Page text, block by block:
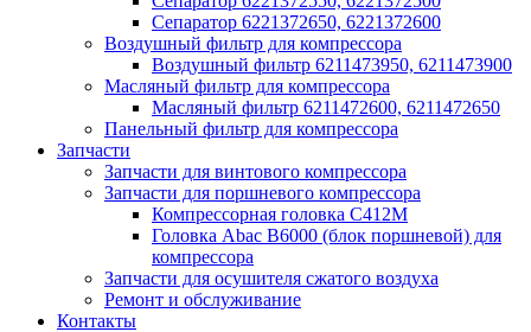
Сепаратор 6221372650, 6221372600
Воздушный фильтр для компрессора
Воздушный фильтр 6211473950, 6211473900
Масляный фильтр для компрессора
Масляный фильтр 6211472600, 6211472650
Панельный фильтр для компрессора
Запчасти
Запчасти для винтового компрессора
Запчасти для поршневого компрессора
Компрессорная головка С412М
Головка Abac B6000 (блок поршневой) для
компрессора
Запчасти для осушителя сжатого воздуха
Ремонт и обслуживание
Контакты